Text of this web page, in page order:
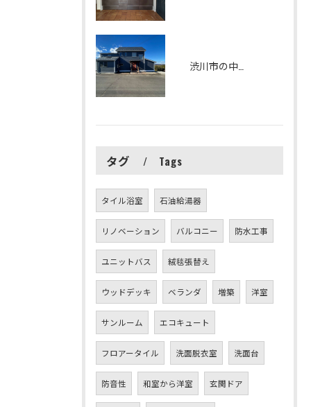
タグ Tags
タイル浴室 石油給湯器
リノベーション バルコニー 防水工事
ユニットバス 絨毯張替え
ウッドデッキ ベランダ 増築 洋室
サンルーム エコキュート
フロアータイル 洗面脱衣室 洗面台
防音性 和室から洋室 玄関ドア